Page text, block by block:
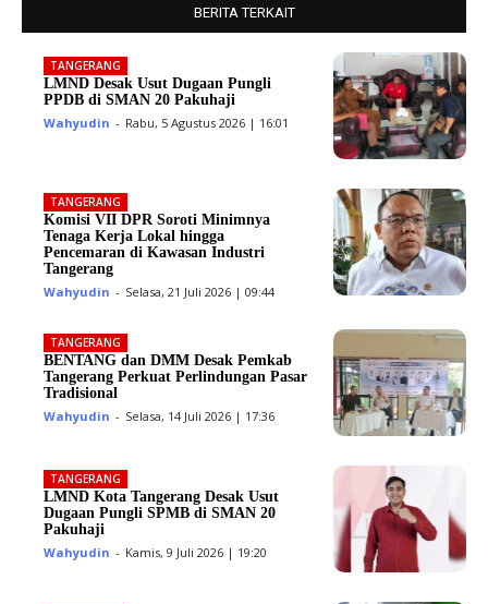
BERITA TERKAIT
TANGERANG
LMND Desak Usut Dugaan Pungli
PPDB di SMAN 20 Pakuhaji
Wahyudin - Rabu, 5 Agustus 2026 | 16:01
TANGERANG
Komisi VII DPR Soroti Minimnya
Tenaga Kerja Lokal hingga
Pencemaran di Kawasan Industri
Tangerang
Wahyudin - Selasa, 21 Juli 2026 | 09:44
TANGERANG
BENTANG dan DMM Desak Pemkab
Tangerang Perkuat Perlindungan Pasar
Tradisional
Wahyudin - Selasa, 14 Juli 2026 | 17:36
TANGERANG
LMND Kota Tangerang Desak Usut
Dugaan Pungli SPMB di SMAN 20
Pakuhaji
Wahyudin - Kamis, 9 Juli 2026 | 19:20